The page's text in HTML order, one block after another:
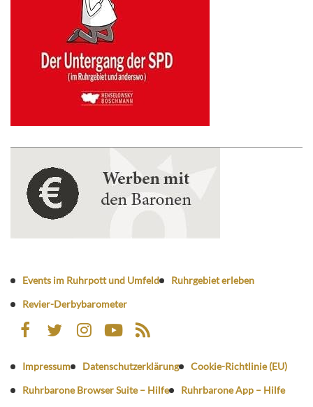
Events im Ruhrpott und Umfeld
Ruhrgebiet erleben
Revier-Derbybarometer
Impressum Datenschutzerklärung
Cookie-Richtlinie (EU)
Ruhrbarone Browser Suite – Hilfe
Ruhrbarone App – Hilfe